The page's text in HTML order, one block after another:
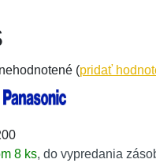
(pridať
8 ks, do vypredania